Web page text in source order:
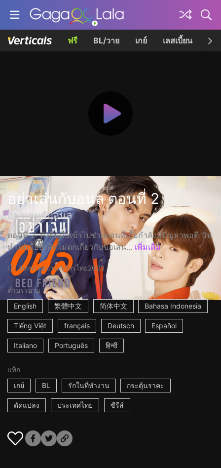
ฟรี BL/วาย เกย์ เลสเบี้ยน เค
อย่าเล่นกับอนล ตอนที่ 2
อย่าเล่นกับอนล
ตอนที่ 2: คิงยื่นมือเข้าไปช่วยตอนที่เอื้อกำลังมีปัญหาพอดี นั่น
ทำให้เอื้อยิ่งคิดไม่ตกเกี่ยวกับข้อเสน... เพิ่มเติม
40mราชอาณาจักรไทย2023
คำบรรยาย
English
繁體中文 简体中文 Bahasa Indonesia
Tiếng Việt français Deutsch Español
Italiano Português हिन्दी
แท็ก
เกย์
BL รักในที่ทำงาน กระตุ้นราคะ
ดัดแปลง ประเทศไทย ซีรีส์